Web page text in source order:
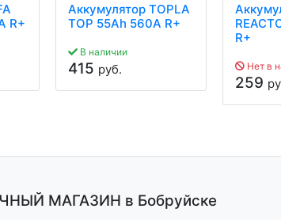
R+
Аккумулятор TOPLA
TOP 55Ah 560A R+
В наличии
415 руб.
R+
Нет в
259
МАГАЗИН в Бобруйске